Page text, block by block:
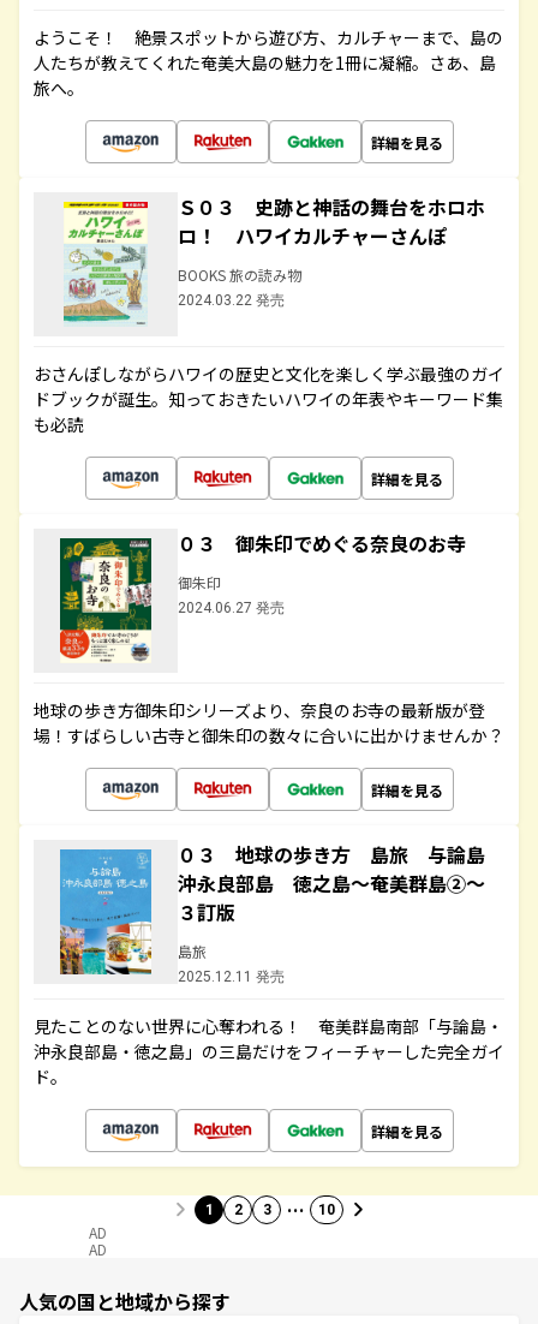
ようこそ！ 絶景スポットから遊び方、カルチャーまで、島の
人たちが教えてくれた奄美大島の魅力を1冊に凝縮。さあ、島
旅へ。
詳細を見る
Ｓ０３ 史跡と神話の舞台をホロホ
ロ！ ハワイカルチャーさんぽ
BOOKS 旅の読み物
2024.03.22 発売
おさんぽしながらハワイの歴史と文化を楽しく学ぶ最強のガイ
ドブックが誕生。知っておきたいハワイの年表やキーワード集
も必読
詳細を見る
０３ 御朱印でめぐる奈良のお寺
御朱印
2024.06.27 発売
地球の歩き方御朱印シリーズより、奈良のお寺の最新版が登
場！すばらしい古寺と御朱印の数々に合いに出かけませんか？
詳細を見る
０３ 地球の歩き方 島旅 与論島
沖永良部島 徳之島～奄美群島②～
３訂版
島旅
2025.12.11 発売
見たことのない世界に心奪われる！ 奄美群島南部「与論島・
沖永良部島・徳之島」の三島だけをフィーチャーした完全ガイ
ド。
詳細を見る
1 2 3 … 10
AD
AD
人気の国と地域から探す